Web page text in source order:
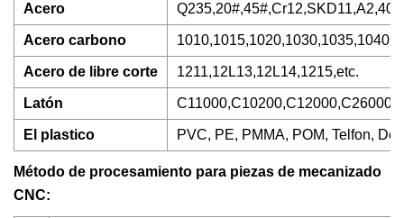
Acero
Acero carbono
Acero de libre corte 1211,12L13,12L14,1215,etc.
Latón
El plastico PVC, PE, PMMA, POM, Telfon,
Método de procesamiento para piezas de mecanizado
CNC: